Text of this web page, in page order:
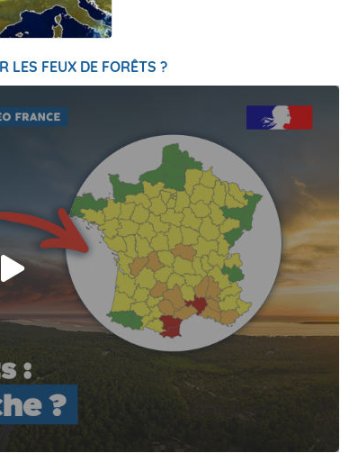
LES FEUX DE FORÊTS ?